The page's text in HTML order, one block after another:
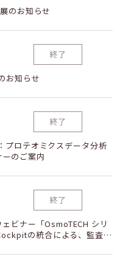
のお知らせ
終了
お知らせ
終了
プロテオミクスデータ分析
のご案内
終了
ビナー「OsmoTECH シリ
の統合による、監査対